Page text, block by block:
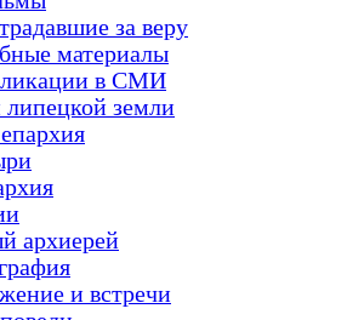
за веру
материалы
в СМИ
земли
архиерей
и встречи